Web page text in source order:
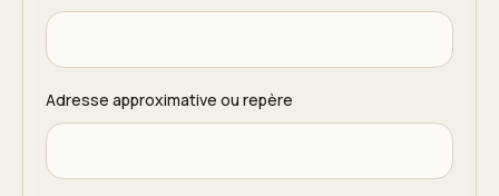
Adresse approximative ou repère